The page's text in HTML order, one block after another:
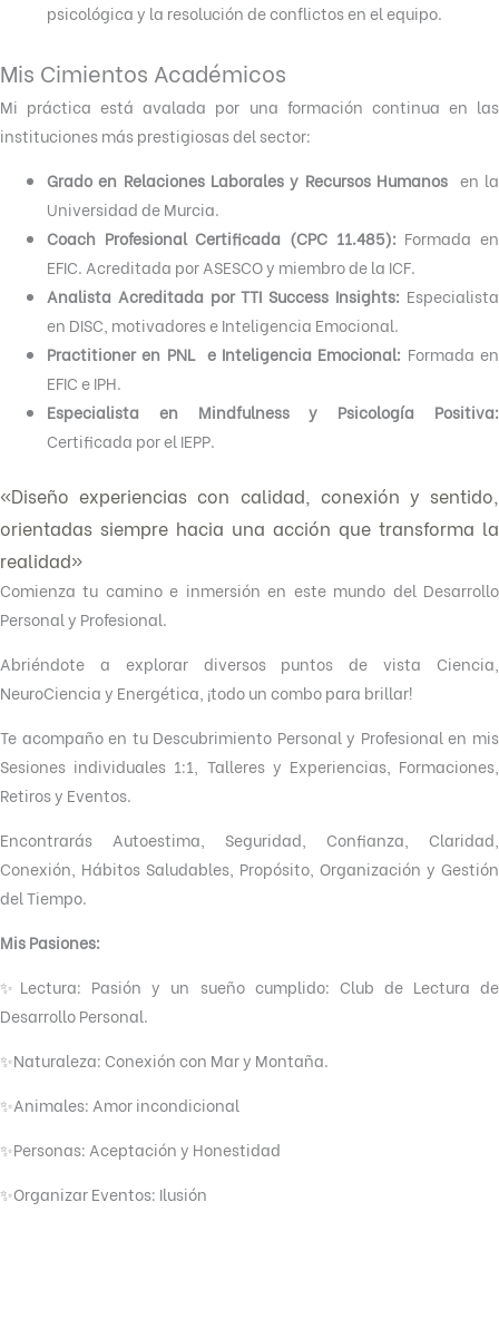
psicológica y la resolución de conflictos en el equipo.
Mis Cimientos Académicos
Mi práctica está avalada por una formación continua en las
instituciones más prestigiosas del sector:
Grado en Relaciones Laborales y Recursos Humanos en la
Universidad de Murcia.
Coach Profesional Certificada (CPC 11.485): Formada en
EFIC. Acreditada por ASESCO y miembro de la ICF.
Analista Acreditada por TTI Success Insights: Especialista
en DISC, motivadores e Inteligencia Emocional.
Practitioner en PNL e Inteligencia Emocional: Formada en
EFIC e IPH.
Especialista en Mindfulness y Psicología Positiva:
Certificada por el IEPP.
«Diseño experiencias con calidad, conexión y sentido,
orientadas siempre hacia una acción que transforma la
realidad»
Comienza tu camino e inmersión en este mundo del Desarrollo
Personal y Profesional.
Abriéndote a explorar diversos puntos de vista Ciencia,
NeuroCiencia y Energética, ¡todo un combo para brillar!
Te acompaño en tu Descubrimiento Personal y Profesional en mis
Sesiones individuales 1:1, Talleres y Experiencias, Formaciones,
Retiros y Eventos.
Encontrarás Autoestima, Seguridad, Confianza, Claridad,
Conexión, Hábitos Saludables, Propósito, Organización y Gestión
del Tiempo.
Mis Pasiones:
✨Lectura: Pasión y un sueño cumplido: Club de Lectura de
Desarrollo Personal.
✨Naturaleza: Conexión con Mar y Montaña.
✨Animales: Amor incondicional
✨Personas: Aceptación y Honestidad
✨Organizar Eventos: Ilusión